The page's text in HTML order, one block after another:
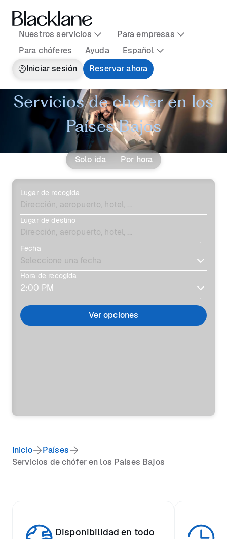
Nuestros servicios
Para empresas
Para chóferes
Ayuda
Español
Iniciar sesión
Reservar ahora
Servicios de chófer en los
Países Bajos
Solo ida Por hora
Lugar de recogida
Lugar de destino
Fecha
Hora de recogida
Ver opciones
Inicio
Países
Servicios de chófer en los Países Bajos
Disponibilidad en todo